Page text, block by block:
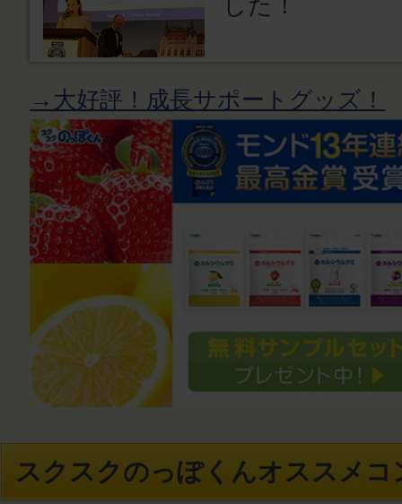
→大好評！成長サポートグッズ！
スクスクのっぽくんオススメコ